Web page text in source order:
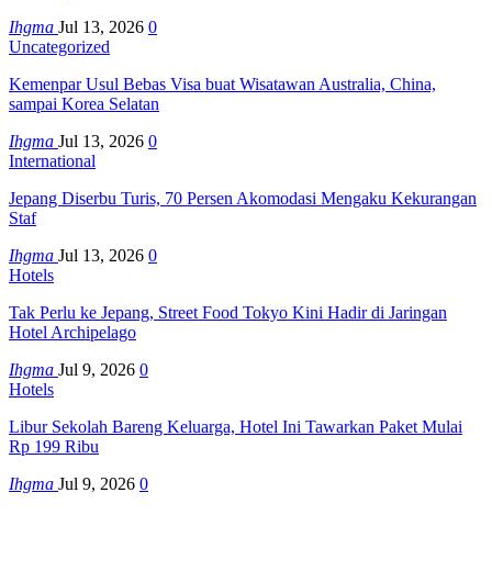
Ihgma Jul 13, 2026 0
Uncategorized
Kemenpar Usul Bebas Visa buat Wisatawan Australia, China,
sampai Korea Selatan
Ihgma Jul 13, 2026 0
International
Jepang Diserbu Turis, 70 Persen Akomodasi Mengaku Kekurangan
Staf
Ihgma Jul 13, 2026 0
Hotels
Tak Perlu ke Jepang, Street Food Tokyo Kini Hadir di Jaringan
Hotel Archipelago
Ihgma Jul 9, 2026 0
Hotels
Libur Sekolah Bareng Keluarga, Hotel Ini Tawarkan Paket Mulai
Rp 199 Ribu
Ihgma Jul 9, 2026 0